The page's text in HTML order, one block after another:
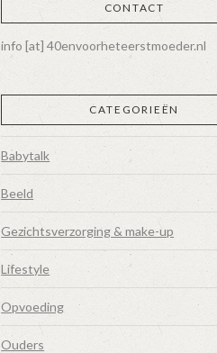
CONTACT
info [at] 40envoorheteerstmoeder.nl
CATEGORIEËN
Babytalk
Beeld
Gezichtsverzorging & make-up
Lifestyle
Opvoeding
Ouders